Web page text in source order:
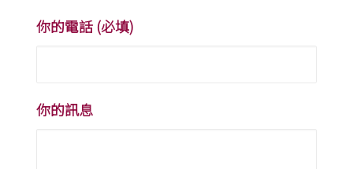
你的電話 (必填)
你的訊息